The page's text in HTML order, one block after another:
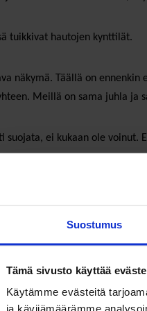
Suostumus
Tämä sivusto käyttää
Käytämme evästeitä
ja kävijämäärämme
tuikkivat hautojen kynttilät.
näkymä. Täällä on
Meillä on sama juhla ja
suojata, ei kukaan ole
juuri nyt tärkeiltä.
Ehkä joku muistaa
entisestään erilleen ja